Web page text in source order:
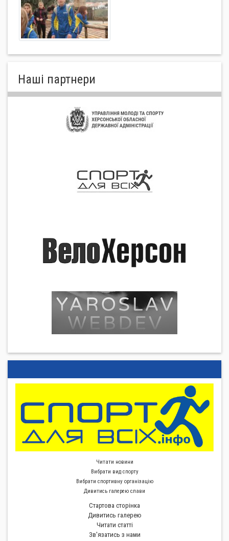
Нашi партнери
Читати новини
Вибрати вид спорту
Вибрати спортивну органiзацiю
Дивитись галерею слави
Стартова сторiнка
Дивитись галерею
Читати статті
Зв'язатись з нами